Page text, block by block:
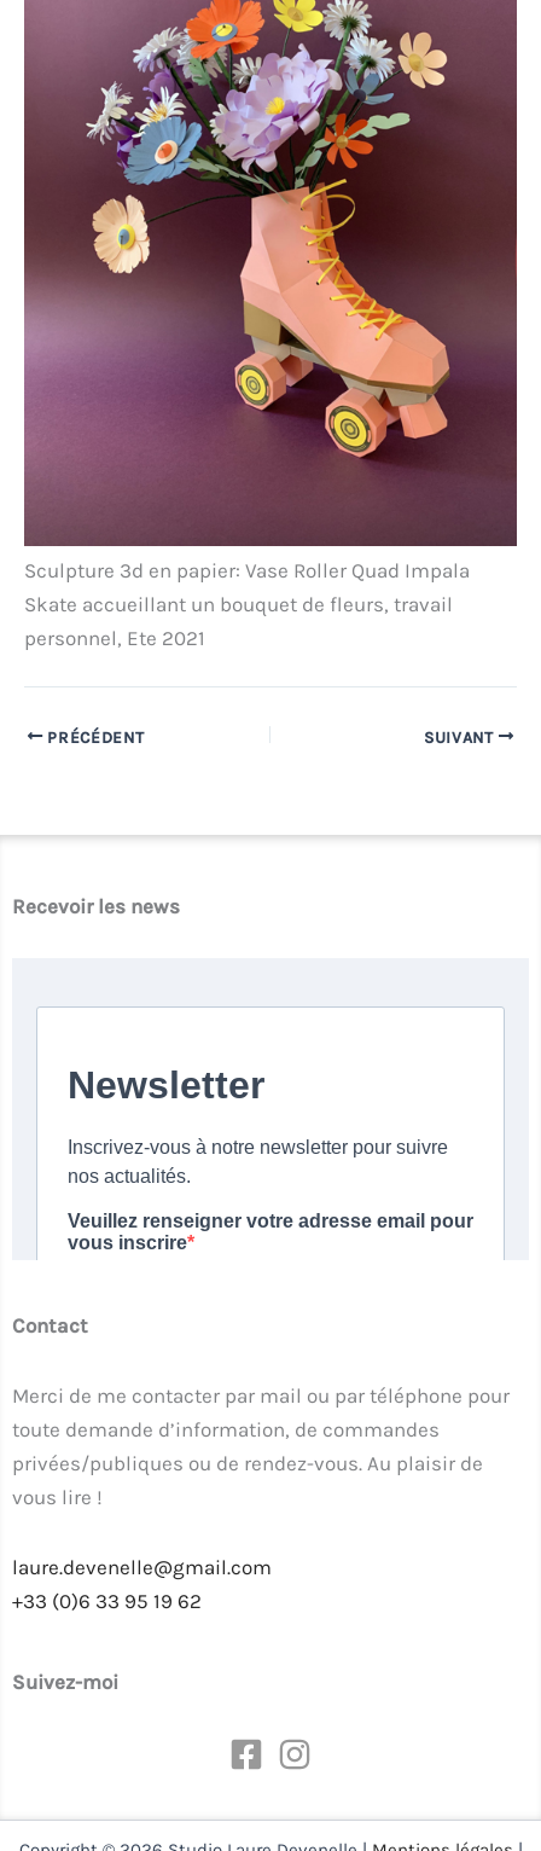
Sculpture 3d en papier: Vase Roller Quad Impala
Skate accueillant un bouquet de fleurs, travail
personnel, Ete 2021
PRÉCÉDENT SUIVANT
Recevoir les news
Contact
Merci de me contacter par mail ou par téléphone pour
toute demande d’information, de commandes
privées/publiques ou de rendez-vous. Au plaisir de
vous lire !
laure.devenelle@gmail.com
+33 (0)6 33 95 19 62
Suivez-moi